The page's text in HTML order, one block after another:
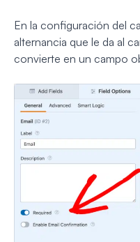
En la configuración del
alternancia que le da al
convierte en un campo